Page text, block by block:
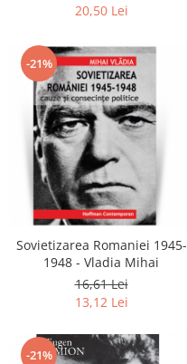
20,50 Lei
-21%
Sovietizarea Romaniei 1945-
1948 - Vladia Mihai
16,61 Lei
13,12 Lei
-21%